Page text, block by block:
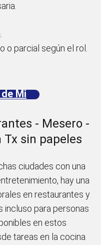
o parcial según el rol.
Mi
- Mesero -
sin papeles
ciudades con una
hay una
en restaurantes y
incluso para personas
en estos
tareas en la cocina